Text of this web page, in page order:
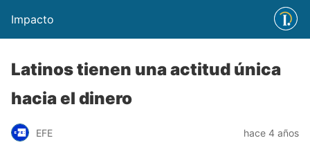
Impacto
Latinos tienen una actitud única
hacia el dinero
EFE hace 4 años